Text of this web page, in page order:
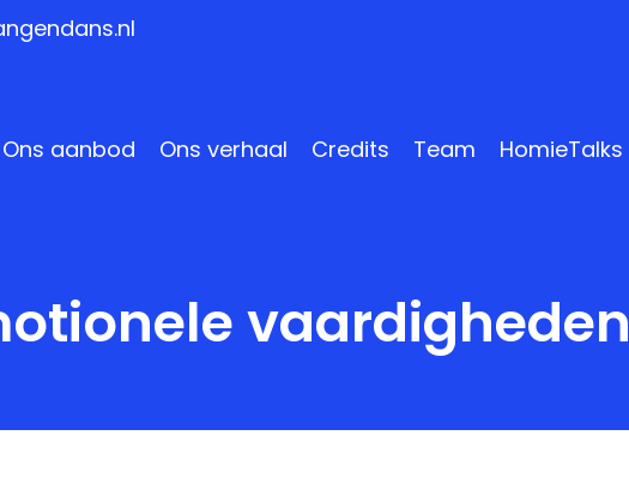
Ons aanbod Ons verhaal Credits Team HomieTalks
vaardigheden